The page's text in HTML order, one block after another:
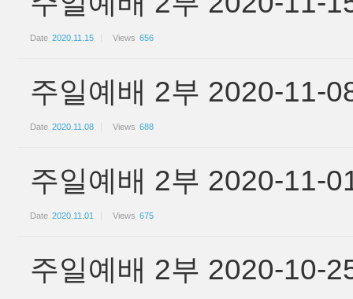
Date 2020.11.15 Views 656
주일예배 2부 2020-11-
Date 2020.11.08 Views 688
주일예배 2부 2020-11-
Date 2020.11.01 Views 675
주일예배 2부 2020-10-